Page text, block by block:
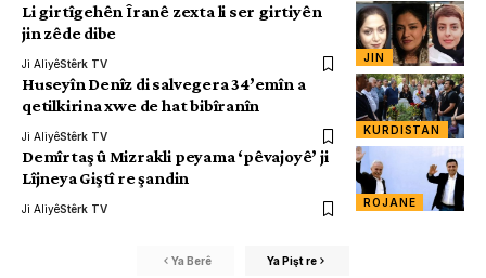
JIN
Li girtîgehên Îranê zexta li ser girtiyên
jin zêde dibe
Ji AliyêStêrk TV
KURDISTAN
Huseyîn Denîz di salvegera 34’emîn a
qetilkirina xwe de hat bibîranîn
Ji AliyêStêrk TV
ROJANE
Demîrtaş û Mizrakli peyama ‘pêvajoyê’ ji
Lîjneya Giştî re şandin
Ji AliyêStêrk TV
Ya Berê Ya Pişt re